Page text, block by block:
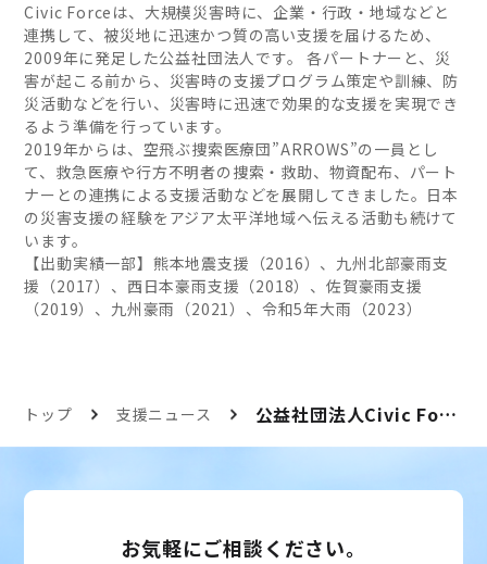
Civic Forceは、大規模災害時に、企業・行政・地域などと
連携して、被災地に迅速かつ質の高い支援を届けるため、
2009年に発足した公益社団法人です。 各パートナーと、災
害が起こる前から、災害時の支援プログラム策定や訓練、防
災活動などを行い、災害時に迅速で効果的な支援を実現でき
るよう準備を行っています。
2019年からは、空飛ぶ捜索医療団”ARROWS”の一員とし
て、救急医療や行方不明者の捜索・救助、物資配布、パート
ナーとの連携による支援活動などを展開してきました。日本
の災害支援の経験をアジア太平洋地域へ伝える活動も続けて
います。
【出動実績一部】熊本地震支援（2016）、九州北部豪雨支
援（2017）、西日本豪雨支援（2018）、佐賀豪雨支援
（2019）、九州豪雨（2021）、令和5年大雨（2023）
トップ 支援ニュース 公益社団法人Civic Force
お気軽にご相談ください。